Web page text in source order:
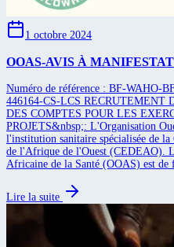
1 octobre 2024
OOAS-AVIS À
Numéro de référence : BF-WAHO-
446164-CS-LCS RECRUTEMENT
DES COMPTES POUR LES
PROJETS&nbsp;: L'Organisation
l'institution sanitaire spécialisée de
de l'Afrique de l'Ouest (CEDEAO).
Africaine de la Santé (OOAS) est
Lire la suite